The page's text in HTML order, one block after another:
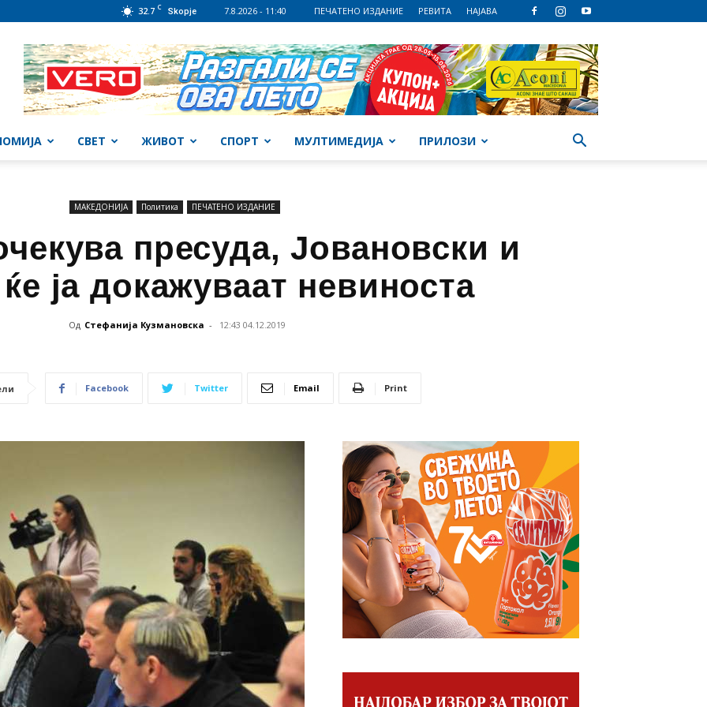
32.7 C Skopje 7.8.2026 - 11:40 ПЕЧАТЕНО ИЗДАНИЕ РЕВИТА НАЈАВА
СВЕТ ЖИВОТ СПОРТ МУЛТИМЕДИЈА ПРИЛОЗИ
МАКЕДОНИЈА Политика ПЕЧАТЕНО ИЗДАНИЕ
пресуда, Јовановски и
ја докажуваат невиноста
Од Стефанија Кузмановска - 12:43 04.12.2019
Facebook Twitter Email Print